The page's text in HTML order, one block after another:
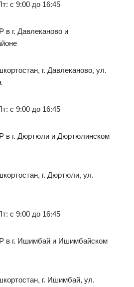
с 9:00 до 16:45
г. Давлеканово и
г. Давлеканово, ул.
с 9:00 до 16:45
в г. Дюртюли и Дюртюлинском
г. Дюртюли, ул.
с 9:00 до 16:45
в г. Ишимбай и Ишимбайском
г. Ишимбай, ул.